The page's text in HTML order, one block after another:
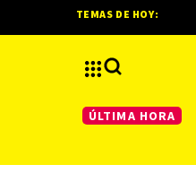
TEMAS DE HOY:
ÚLTIMA HORA